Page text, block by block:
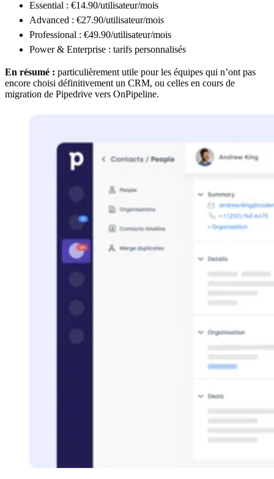
Essential : €14.90/utilisateur/mois
Advanced : €27.90/utilisateur/mois
Professional : €49.90/utilisateur/mois
Power & Enterprise : tarifs personnalisés
En résumé : particulièrement utile pour les équipes qui n’ont pas
encore choisi définitivement un CRM, ou celles en cours de
migration de Pipedrive vers OnPipeline.